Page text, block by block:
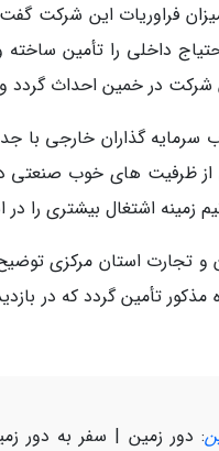
داخلی را تأمین
شرکت در خمین احداث گردد
گذاران خارجی با
از ظرفیت های خوب صنعتی
زمینه اشتغال بیشتری را در
استان مرکزی توضیح
مذکور تأمین گردد که در
: دور زمین | سفر به دور